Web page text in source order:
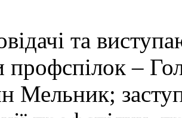
та
–
Мельник;